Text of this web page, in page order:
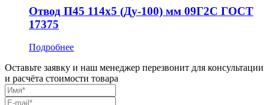
Отвод П45 114x5 (Ду-100) мм 09Г2С ГОСТ
17375
Подробнее
Оставьте заявку и наш менеджер перезвонит для консультации
и расчёта стоимости товара